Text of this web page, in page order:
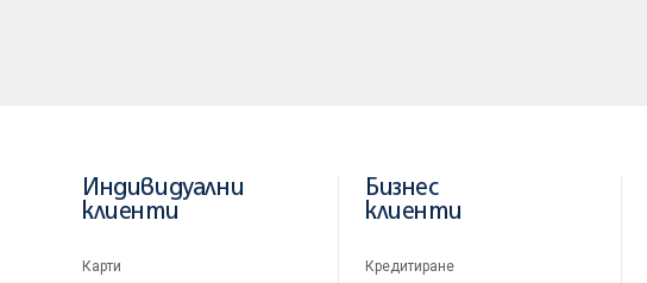
Индивидуални
клиенти
Карти
Бизнес
клиенти
Кредитиране